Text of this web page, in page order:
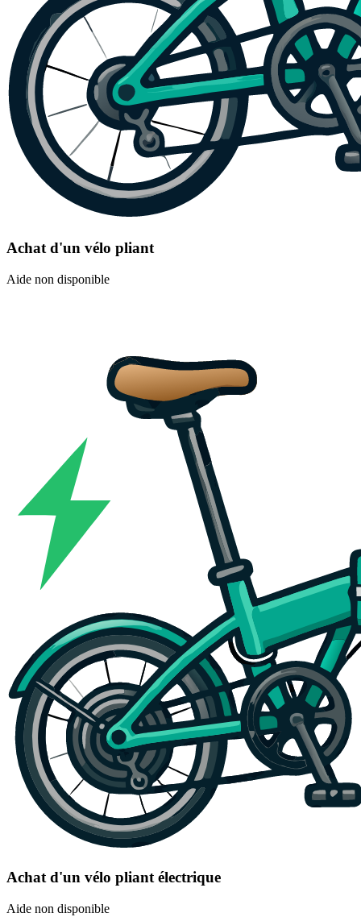
Achat d'un vélo pliant
Aide non disponible
Achat d'un vélo pliant électrique
Aide non disponible